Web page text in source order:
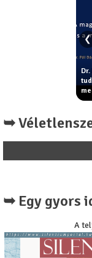
A fiatalság
❮
➥
➥ Egy gyors
A